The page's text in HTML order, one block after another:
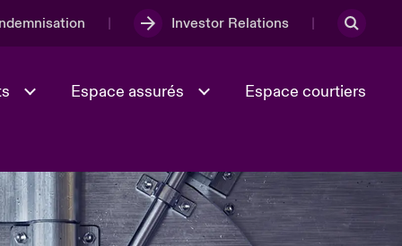
Investor Relations
Culture et valeurs
Lumière sur la transition
énergétique 2026
Espace assurés Espace courtiers